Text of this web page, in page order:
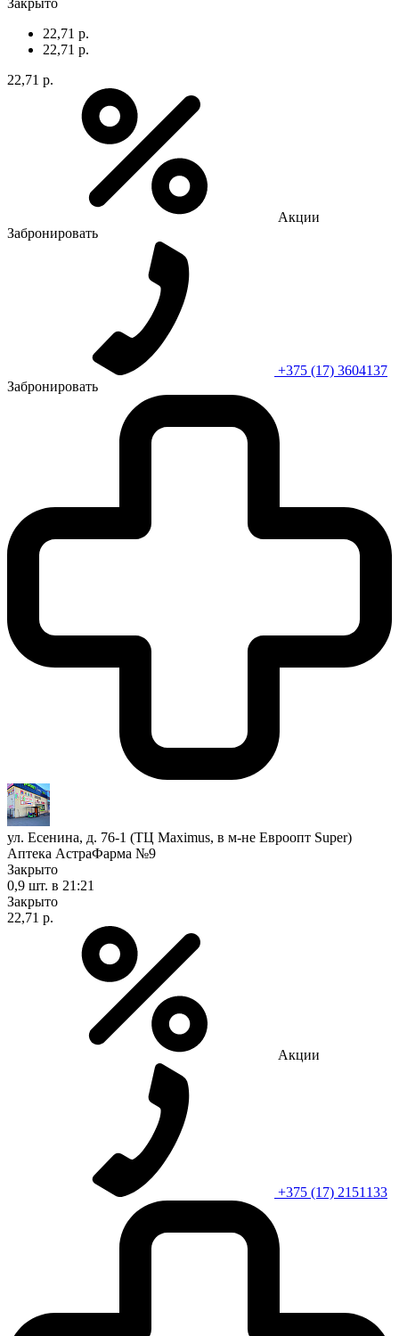
22,71 р.
22,71 р.
22,71 р.
Акции
Забронировать
+375 (17) 3604137
Забронировать
ул. Есенина, д. 76-1 (ТЦ Maximus, в м-не Евроопт Super)
Аптека АстраФарма №9
Закрыто
0,9 шт. в 21:21
Закрыто
22,71 р.
Акции
+375 (17) 2151133